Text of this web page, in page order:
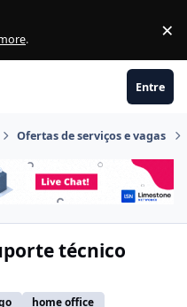
. ×
Entre
Ofertas de serviços e vagas
técnico
home office